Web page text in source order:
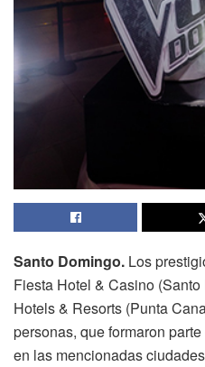
Santo Domingo. Los
Fiesta Hotel & Casino
Hotels & Resorts (Punta
personas, que formaron
en las mencionadas